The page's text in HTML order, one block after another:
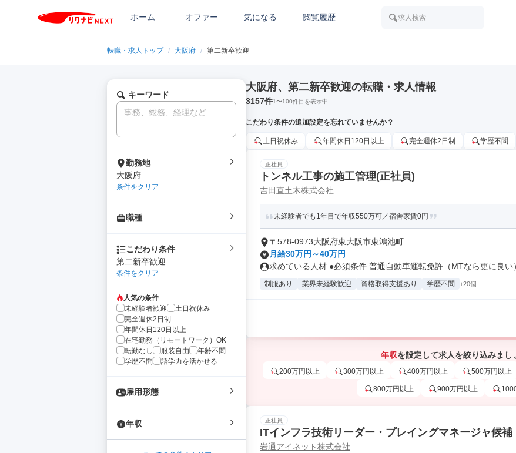
ホーム オファー 気になる 閲覧履歴 求人検索
転職・求人トップ / 大阪府 / 第二新卒歓迎
キーワード
勤務地
大阪府
条件をクリア
職種
こだわり条件
第二新卒歓迎
条件をクリア
人気の条件
未経験者歓迎
土日祝休み
完全週休2日制
年間休日120日以上
在宅勤務（リモートワーク）OK
転勤なし
服装自由
年齢不問
学歴不問
語学力を活かせる
雇用形態
年収
大阪府、第二新卒歓迎の転職・求人情報
3157件1〜100件目を表示中
こだわり条件の追加設定を忘れていませんか？
土日祝休み 年間休日120日以上 完全週休2日制 学歴不問
正社員
トンネル工事の施工管理(正社員)
吉田直土木株式会社
未経験者でも1年目で年収550万可／宿舎家賃0円
〒578-0973大阪府東大阪市東鴻池町
月給30万円～40万円
求めている人材 ●必須条件 普通自動車運転免許（MTなら更に良い
制服あり 業界未経験歓迎 資格取得支援あり 学歴不問 +20個
年収を設定して求人を絞り込みまし
200万円以上 300万円以上 400万円以上 500万円以上
800万円以上 900万円以上
正社員
ITインフラ技術リーダー・プレイングマネージャ候補
岩通アイネット株式会社